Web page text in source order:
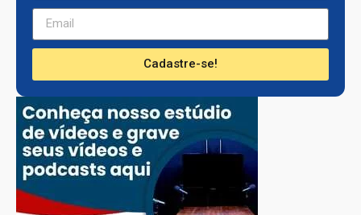
Cadastre-se!